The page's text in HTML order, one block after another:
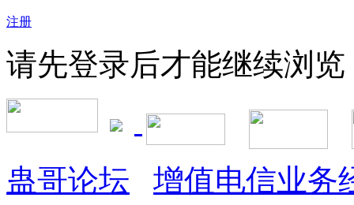
注册
请先登录后才能继续浏览
蛊哥论坛
增值电信业务